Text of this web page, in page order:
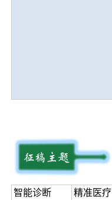
智能诊断 精准医疗